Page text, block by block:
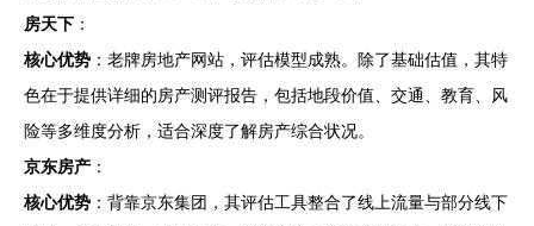
房天下 ：
核心优势 ：老牌房地产网站，评估模型成熟。除了基础估值，其特
色在于提供详细的房产测评报告，包括地段价值、交通、教育、风
险等多维度分析，适合深度了解房产综合状况。
京东房产 ：
核心优势 ：背靠京东集团，其评估工具整合了线上流量与部分线下